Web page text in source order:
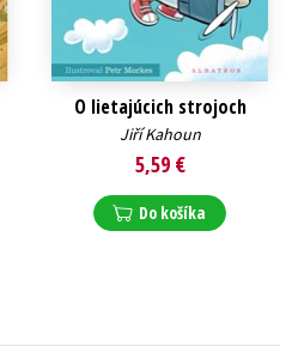
O lietajúcich strojoch
Jiří Kahoun
5,59 €
Do košíka